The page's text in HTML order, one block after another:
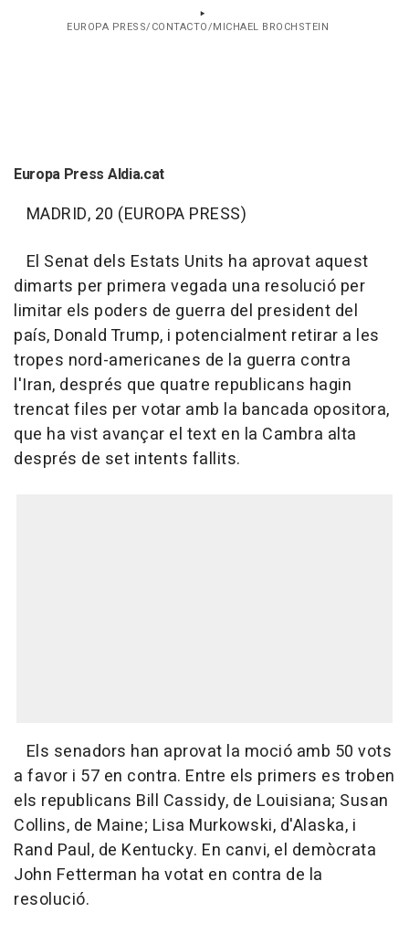
EUROPA PRESS/CONTACTO/MICHAEL BROCHSTEIN
Europa Press Aldia.cat
MADRID, 20 (EUROPA PRESS)
El Senat dels Estats Units ha aprovat aquest
dimarts per primera vegada una resolució per
limitar els poders de guerra del president del
país, Donald Trump, i potencialment retirar a les
tropes nord-americanes de la guerra contra
l'Iran, després que quatre republicans hagin
trencat files per votar amb la bancada opositora,
que ha vist avançar el text en la Cambra alta
després de set intents fallits.
Els senadors han aprovat la moció amb 50 vots
a favor i 57 en contra. Entre els primers es troben
els republicans Bill Cassidy, de Louisiana; Susan
Collins, de Maine; Lisa Murkowski, d'Alaska, i
Rand Paul, de Kentucky. En canvi, el demòcrata
John Fetterman ha votat en contra de la
resolució.